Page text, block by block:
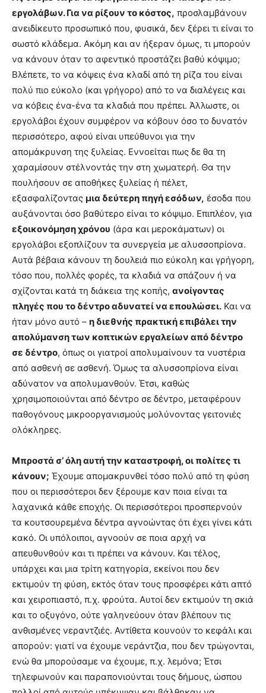
εργολάβων. Για να ρίξουν το κόστος, προσλαμβάνουν
ανειδίκευτο προσωπικό που, φυσικά, δεν ξέρει τι είναι το
σωστό κλάδεμα. Ακόμη και αν ήξεραν όμως, τι μπορούν
να κάνουν όταν το αφεντικό προστάζει βαθύ κόψιμο;
Βλέπετε, το να κόψεις ένα κλαδί από τη ρίζα του είναι
πολύ πιο εύκολο (και γρήγορο) από το να διαλέγεις και
να κόβεις ένα-ένα τα κλαδιά που πρέπει. Άλλωστε, οι
εργολάβοι έχουν συμφέρον να κόβουν όσο το δυνατόν
περισσότερο, αφού είναι υπεύθυνοι για την
απομάκρυνση της ξυλείας. Εννοείται πως δε θα τη
χαραμίσουν στέλνοντάς την στη χωματερή. Θα την
πουλήσουν σε αποθήκες ξυλείας ή πέλετ,
εξασφαλίζοντας μια δεύτερη πηγή εσόδων, έσοδα που
αυξάνονται όσο βαθύτερο είναι το κόψιμο. Επιπλέον, για
εξοικονόμηση χρόνου (άρα και μεροκάματων) οι
εργολάβοι εξοπλίζουν τα συνεργεία με αλυσσοπρίονα.
Αυτά βέβαια κάνουν τη δουλειά πιο εύκολη και γρήγορη,
τόσο που, πολλές φορές, τα κλαδιά να σπάζουν ή να
σχίζονται κατά τη διάκεια της κοπής, ανοίγοντας
πληγές που το δέντρο αδυνατεί να επουλώσει. Και να
ήταν μόνο αυτό – η διεθνής πρακτική επιβάλει την
απολύμανση των κοπτικών εργαλείων από δέντρο
σε δέντρο, όπως οι γιατροί απολυμαίνουν τα νυστέρια
από ασθενή σε ασθενή. Όμως τα αλυσσοπρίονα είναι
αδύνατον να απολυμανθούν. Έτσι, καθώς
χρησιμοποιούνται από δέντρο σε δέντρο, μεταφέρουν
παθογόνους μικροοργανισμούς μολύνοντας γειτονιές
ολόκληρες.
Μπροστά σ’ όλη αυτή την καταστροφή, οι πολίτες τι
κάνουν; Έχουμε απομακρυνθεί τόσο πολύ από τη φύση
που οι περισσότεροι δεν ξέρουμε καν ποια είναι τα
λαχανικά κάθε εποχής. Οι περισσότεροι προσπερνούν
τα κουτσουρεμένα δέντρα αγνοώντας ότι έχει γίνει κάτι
κακό. Οι υπόλοιποι, αγνοούν σε ποια αρχή να
απευθυνθούν και τι πρέπει να κάνουν. Και τέλος,
υπάρχει και μια τρίτη κατηγορία, εκείνοι που δεν
εκτιμούν τη φύση, εκτός όταν τους προσφέρει κάτι απτό
και χειροπιαστό, π.χ. φρούτα. Αυτοί δεν εκτιμούν τη σκιά
και το οξυγόνο, ούτε γαληνεύουν όταν βλέπουν τις
ανθισμένες νεραντζιές. Αντίθετα κουνούν το κεφάλι και
απορούν: γιατί να έχουμε νεράντζια, που δεν τρώγονται,
ενώ θα μπορούσαμε να έχουμε, π.χ. λεμόνα; Έτσι
τηλεφωνούν και παραπονιούνται τους δήμους, ώσπου